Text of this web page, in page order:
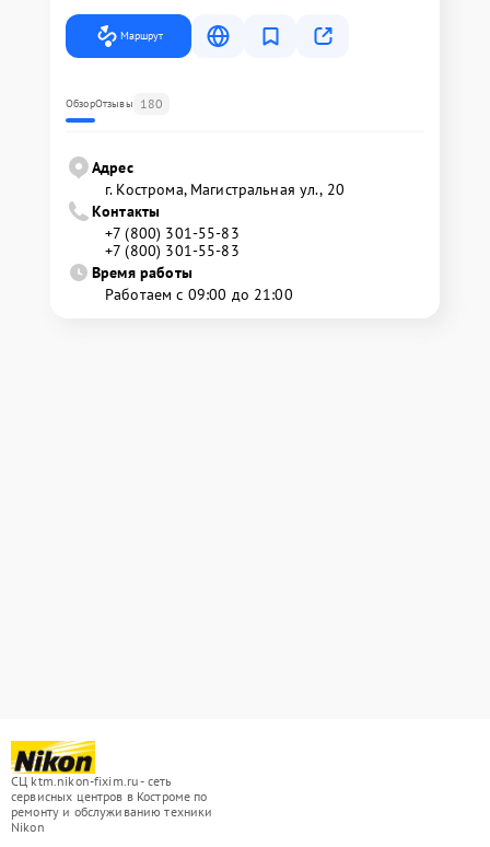
Маршрут
ОбзорОтзывы 180
Адрес
г. Кострома, Магистральная ул., 20
Контакты
+7 (800) 301-55-83
+7 (800) 301-55-83
Время работы
Работаем с 09:00 до 21:00
СЦ ktm.nikon-fixim.ru - сеть
сервисных центров в Костроме по
ремонту и обслуживанию техники
Nikon